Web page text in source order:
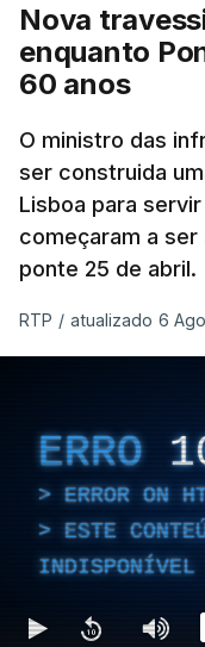
Nova
enquanto
60 anos
O ministro das
ser construida
Lisboa para
começaram a ser
ponte 25 de abril.
RTP / atualizado 6
ERRO
ERROR ON
ESTE
INDISPONÍVEL